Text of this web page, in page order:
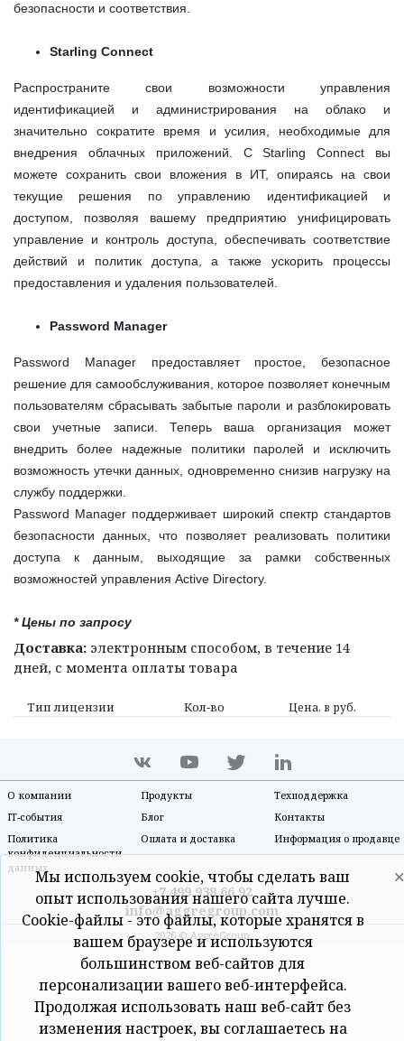
безопасности и соответствия.
Starling Connect
Распространите свои возможности управления
идентификацией и администрирования на облако и
значительно сократите время и усилия, необходимые для
внедрения облачных приложений. С Starling Connect вы
можете сохранить свои вложения в ИТ, опираясь на свои
текущие решения по управлению идентификацией и
доступом, позволяя вашему предприятию унифицировать
управление и контроль доступа, обеспечивать соответствие
действий и политик доступа, а также ускорить процессы
предоставления и удаления пользователей.
Password Manager
Password Manager предоставляет простое, безопасное
решение для самообслуживания, которое позволяет конечным
пользователям сбрасывать забытые пароли и разблокировать
свои учетные записи. Теперь ваша организация может
внедрить более надежные политики паролей и исключить
возможность утечки данных, одновременно снизив нагрузку на
службу поддержки.
Password Manager поддерживает широкий спектр стандартов
безопасности данных, что позволяет реализовать политики
доступа к данным, выходящие за рамки собственных
возможностей управления Active Directory.
* Цены по запросу
Доставка: электронным способом, в течение 14
дней, с момента оплаты товара
Тип лицензии Кол‑во Цена, в руб.
+7 499 938 66 92
info@aggregroup.com
О компании Продукты
Техподдержка
IT-события
Блог
Контакты
Политика
конфиденциальности
данных
Оплата и доставка Информация о продавце
2026 © AggreGroup
Мы используем cookie, чтобы сделать ваш
опыт использования нашего сайта лучше.
Cookie-файлы - это файлы, которые хранятся в
вашем браузере и используются
большинством веб-сайтов для
персонализации вашего веб-интерфейса.
Продолжая использовать наш веб-сайт без
изменения настроек, вы соглашаетесь на